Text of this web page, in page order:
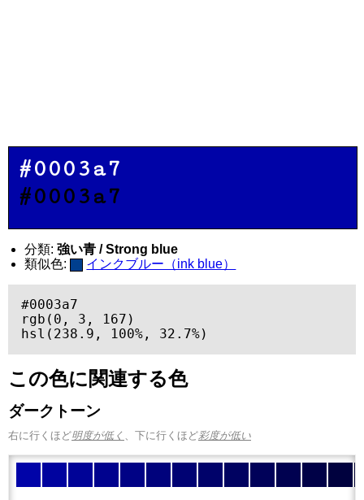
#0003a7
#0003a7
分類: 強い青 / Strong blue
類似色:
インクブルー（ink blue）
#0003a7
rgb(0, 3, 167)
hsl(238.9, 100%, 32.7%)
この色に関連する色
ダークトーン
右に行くほど明度が低く 、下に行くほど彩度が低い